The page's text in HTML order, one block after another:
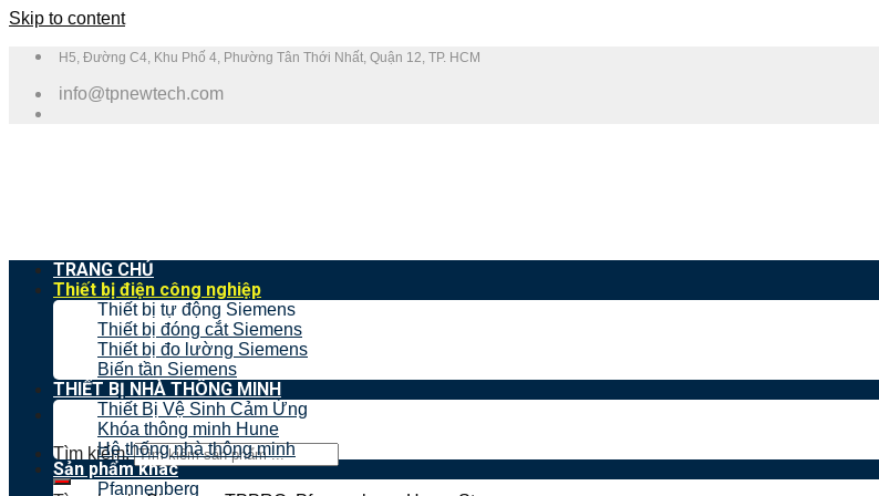
Skip to content
H5, Đường C4, Khu Phố 4, Phường Tân Thới Nhất, Quận 12, TP. HCM
info@tpnewtech.com
Tìm kiếm:
TRANG CHỦ
Thiết bị điện công nghiệp
Thiết bị tự động Siemens
Thiết bị đóng cắt Siemens
Thiết bị đo lường Siemens
Biến tần Siemens
THIẾT BỊ NHÀ THÔNG MINH
Thiết Bị Vệ Sinh Cảm Ứng
Khóa thông minh Hune
Hệ thống nhà thông minh
Sản phẩm khác
Pfannenberg